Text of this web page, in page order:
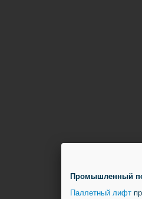
Промышленный
Паллетный лифт